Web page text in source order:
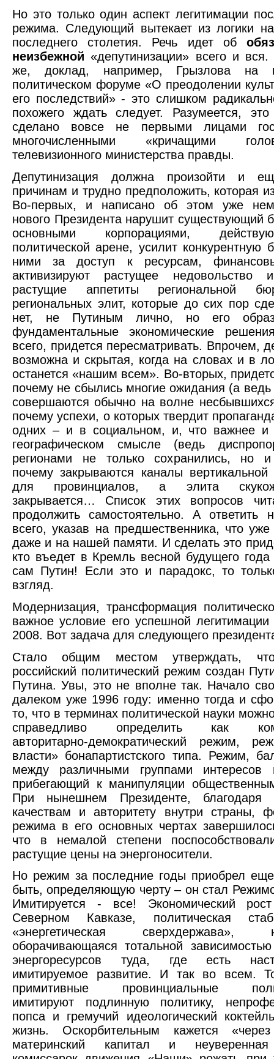
Но это только один аспект легитимации
режима. Следующий вытекает из логики
последнего столетия. Речь идет об
неизбежной «депутинизации» всего и вся.
же, доклад, например, Грызлова на
политическом форуме «О преодолении
его последствий» - это слишком
похожего ждать следует. Разумеется,
сделано вовсе не первыми лицами
многочисленными «кричащими
телевизионного министерства правды.
Депутинизация должна произойти и
причинам и трудно предположить, которая
Во-первых, и написано об этом уже
нового Президента нарушит существующий
основными корпорациями,
политической арене, усилит конкурентную
ними за доступ к ресурсам,
активизируют растущее
растущие аппетиты региональной
региональных элит, которые до сих пор
нет, не Путиным лично, но его
фундаментальные экономические
всего, придется пересматривать. Впрочем,
возможна и скрытая, когда на словах и в
останется «нашим всем». Во-вторых,
почему не сбылись многие ожидания (а
совершаются обычно на волне
почему успехи, о которых твердит
одних – и в социальном, и, что важнее и
географическом смысле (ведь
регионами не только сохранились, но и
почему закрываются каналы вертикальной
для провинциалов, а элита
закрывается… Список этих вопросов
продолжить самостоятельно. А ответить
всего, указав на предшественника, что
даже и на нашей памяти. И сделать это
кто въедет в Кремль весной будущего
сам Путин! Если это и парадокс, то
взгляд.
Модернизация, трансформация
важное условие его успешной
2008. Вот задача для следующего
Стало общим местом утверждать,
российский политический режим создан
Путина. Увы, это не вполне так. Начало
далеком уже 1996 году: именно тогда и
то, что в терминах политической науки
справедливо определить как
авторитарно-демократический режим,
власти» бонапартистского типа. Режим,
между различными группами интересов
прибегающий к манипуляции
При нынешнем Президенте, благодаря
качествам и авторитету внутри страны,
режима в его основных чертах
что в немалой степени
растущие цены на энергоносители.
Но режим за последние годы приобрел
быть, определяющую черту – он стал
Имитируется - все! Экономический
Северном Кавказе, политическая
«энергетическая
оборачивающаяся тотальной
энергоресурсов туда, где есть
имитируемое развитие. И так во всем.
примитивные провинциальные
имитируют подлинную политику,
попса и гремучий идеологический
жизнь. Оскорбительным кажется
материнский капитал и неуверенная